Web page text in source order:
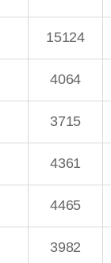
15124
4064
3715
4361
4465
3982